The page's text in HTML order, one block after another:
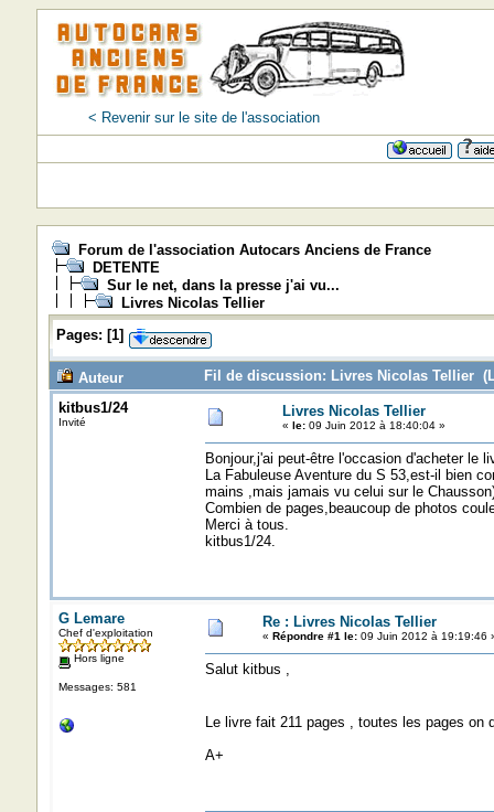
< Revenir sur le site de l'association
Forum de l'association Autocars Anciens de France
DETENTE
Sur le net, dans la presse j'ai vu...
Livres Nicolas Tellier
Pages: [1]
Auteur
Fil de discussion: Livres Nicolas Tellier
kitbus1/24
Invité
Livres Nicolas Tellier
« le:09 Juin 2012 à 18:40:04 »
Bonjour,j'ai peut-être l'occasion d'acheter le
La Fabuleuse Aventure du S 53,est-il bien
mains ,mais jamais vu celui sur le
Combien de pages,beaucoup de photos
Merci à tous.
kitbus1/24.
G Lemare
Chef d'exploitation
Hors ligne
Messages: 581
Re : Livres Nicolas Tellier
« Répondre #1 le:09 Juin 2012 à 19:19:46
Salut kitbus ,
Le livre fait 211 pages , toutes les pages
A+